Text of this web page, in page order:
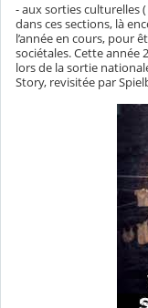
- aux sorties culturelles
dans ces sections, là
l’année en cours, pour
sociétales. Cette année
lors de la sortie
Story, revisitée par